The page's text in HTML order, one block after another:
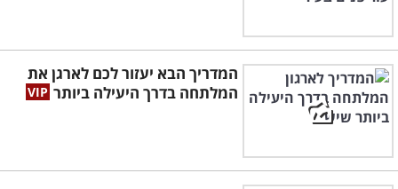
המדריך הבא יעזור לכם לארגן את
המלתחה בדרך היעילה ביותר